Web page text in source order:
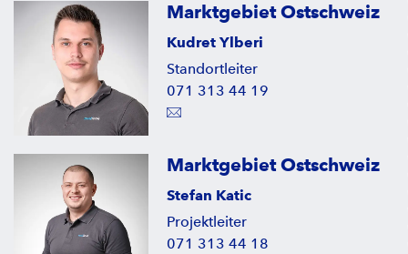
Marktgebiet Ostschweiz
Kudret Ylberi
Standortleiter
071 313 44 19
Marktgebiet Ostschweiz
Stefan Katic
Projektleiter
071 313 44 18